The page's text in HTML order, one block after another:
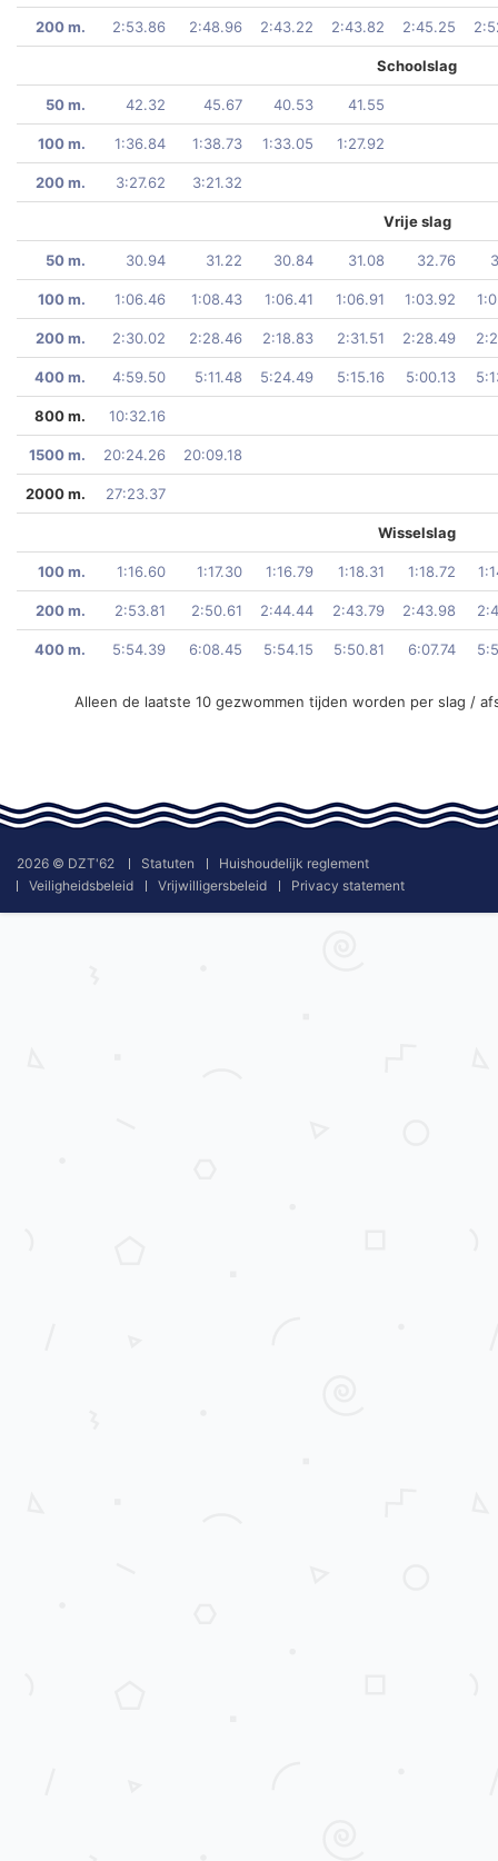
200 m. 2:53.86 2:48.96 2:43.22 2:43.82 2:45.25
Schoolslag
50 m. 42.32 45.67 40.53 41.55
100 m. 1:36.84 1:38.73 1:33.05 1:27.92
200 m. 3:27.62 3:21.32
Vrije slag
50 m. 30.94 31.22 30.84 31.08 32.76
100 m. 1:06.46 1:08.43 1:06.41 1:06.91 1:03.92
200 m. 2:30.02 2:28.46 2:18.83 2:31.51 2:28.49
400 m. 4:59.50 5:11.48 5:24.49 5:15.16 5:00.13
800 m. 10:32.16
1500 m. 20:24.26 20:09.18
2000 m. 27:23.37
Wisselslag
100 m. 1:16.60 1:17.30 1:16.79 1:18.31 1:18.72
200 m. 2:53.81 2:50.61 2:44.44 2:43.79 2:43.98
400 m. 5:54.39 6:08.45 5:54.15 5:50.81 6:07.74
Alleen de laatste 10 gezwommen tijden worden per slag /
2026 © DZT'62 Statuten
Huishoudelijk reglement
Veiligheidsbeleid
Vrijwilligersbeleid Privacy statement